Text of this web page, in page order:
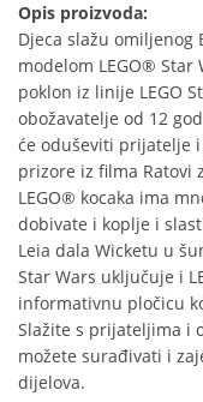
Opis proizvoda:
Djeca slažu omiljenog
modelom LEGO® Star
poklon iz linije LEGO
obožavatelje od 12
će oduševiti prijatelje
prizore iz filma Ratovi
LEGO® kocaka ima
dobivate i koplje i
Leia dala Wicketu u
Star Wars uključuje i
informativnu pločicu
Slažite s prijateljima i
možete surađivati i
dijelova.